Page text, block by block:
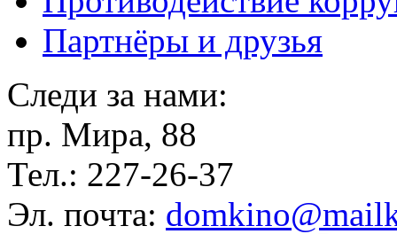
Партнёры и друзья
Следи за нами:
пр. Мира, 88
Тел.: 227-26-37
Эл. почта: